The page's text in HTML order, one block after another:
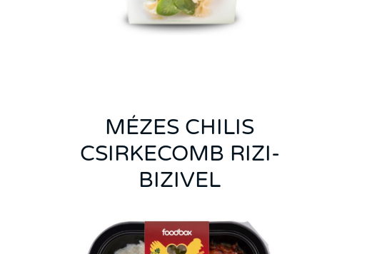
MÉZES CHILIS
CSIRKECOMB RIZI-
BIZIVEL